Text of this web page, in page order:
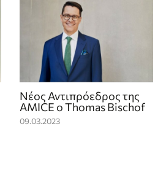
Νέος Αντιπρόεδρος της
AMICE ο Thomas Bischof
09.03.2023